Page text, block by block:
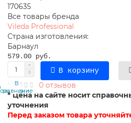
170635
Все товары бренда
Vileda Professional
Страна изготовления:
Барнаул
579.00 руб.
В корзину
В
закладки
В
сравнение
0 отзывов
* Цена на сайте носит
уточнения
Перед заказом товара